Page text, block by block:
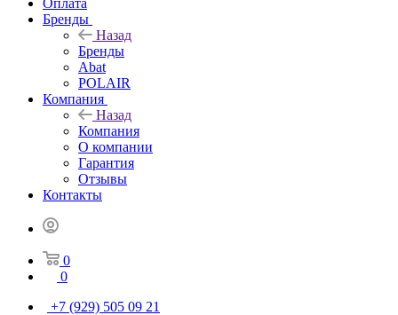
Оплата
Бренды
Назад
Бренды
Abat
POLAIR
Компания
Назад
Компания
О компании
Гарантия
Отзывы
Контакты
0
0
+7 (929) 505 09 21